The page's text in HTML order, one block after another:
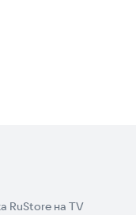
RuStore на TV